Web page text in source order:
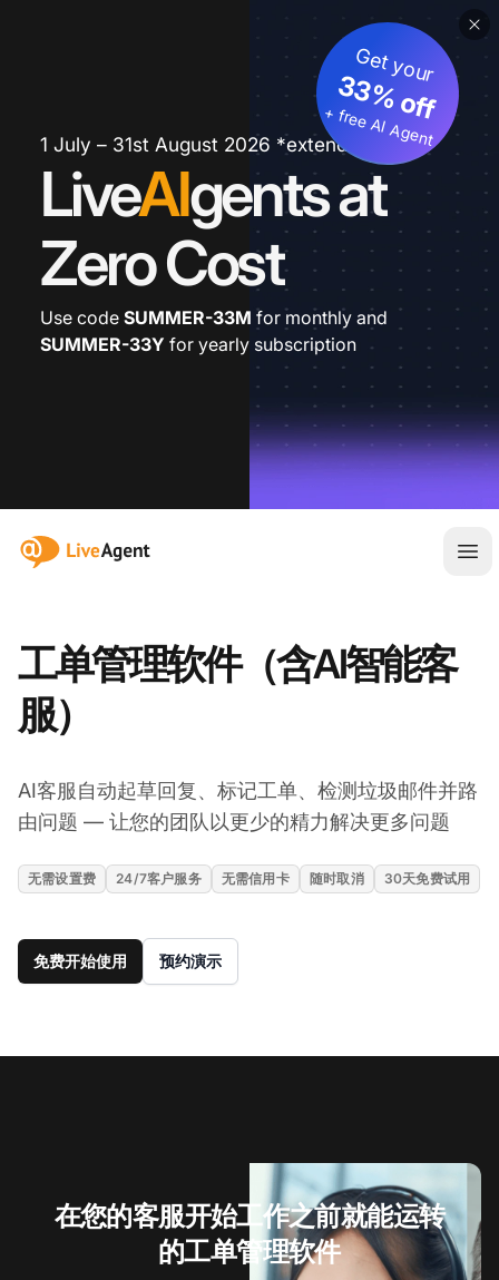
1 July – 31st August 2026 *extended
LiveAIgents at
Zero Cost
Get your
33% off
+ free AI Agent
Use code SUMMER-33M for monthly and
SUMMER-33Y for yearly subscription
:site.title
工单管理软件（含AI智能客
服）
AI客服自动起草回复、标记工单、检测垃圾邮件并路
由问题 — 让您的团队以更少的精力解决更多问题
无需设置费 24/7客户服务 无需信用卡 随时取消 30天免费试用
免费开始使用 预约演示
在您的客服开始工作之前就能运转
的工单管理软件